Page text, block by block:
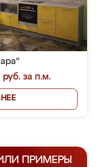
за п.м.
ПРИМЕРЫ